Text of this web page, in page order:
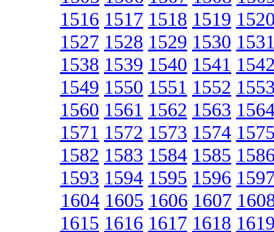
1516 1517 1518 1519
1527 1528 1529 1530
1538 1539 1540 1541
1549 1550 1551 1552
1560 1561 1562 1563
1571 1572 1573 1574
1582 1583 1584 1585
1593 1594 1595 1596
1604 1605 1606 1607
1615 1616 1617 1618